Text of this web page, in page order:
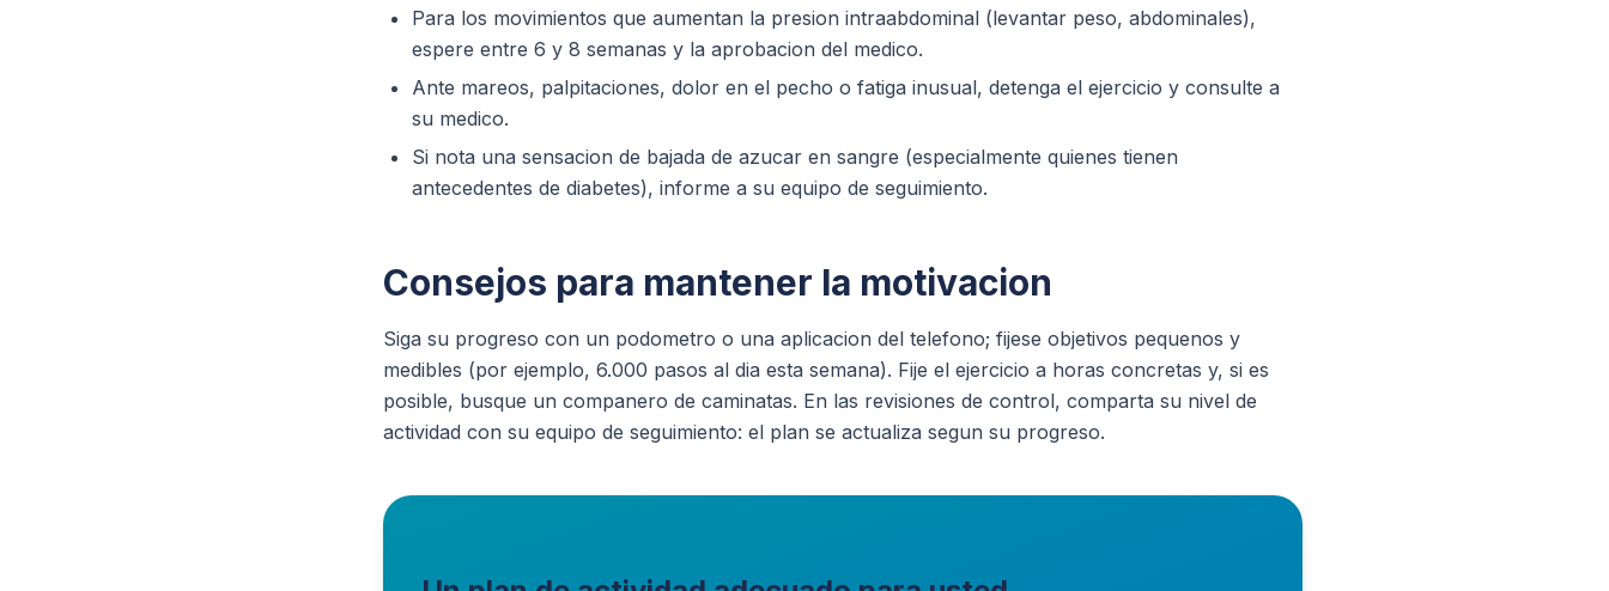
Para los movimientos que aumentan la presion intraabdominal (levantar peso, abdominales),
espere entre 6 y 8 semanas y la aprobacion del medico.
Ante mareos, palpitaciones, dolor en el pecho o fatiga inusual, detenga el ejercicio y consulte a
su medico.
Si nota una sensacion de bajada de azucar en sangre (especialmente quienes tienen
antecedentes de diabetes), informe a su equipo de seguimiento.
Consejos para mantener la motivacion
Siga su progreso con un podometro o una aplicacion del telefono; fijese objetivos pequenos y
medibles (por ejemplo, 6.000 pasos al dia esta semana). Fije el ejercicio a horas concretas y, si es
posible, busque un companero de caminatas. En las revisiones de control, comparta su nivel de
actividad con su equipo de seguimiento: el plan se actualiza segun su progreso.